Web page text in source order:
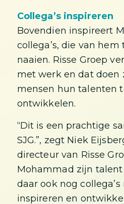
Collega’s inspireren
Bovendien inspireert
collega’s, die van hem
naaien. Risse Groep
met werk en dat doen
mensen hun talenten
ontwikkelen.
“Dit is een prachtige
SJG.”, zegt Niek
directeur van Risse
Mohammad zijn
daar ook nog
inspireren en